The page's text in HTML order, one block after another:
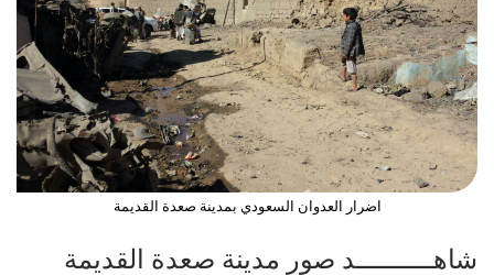
اضرار العدوان السعودي بمدينة صعدة القديمة
شاهــــــــــد صور مدينة صعدة القديمة